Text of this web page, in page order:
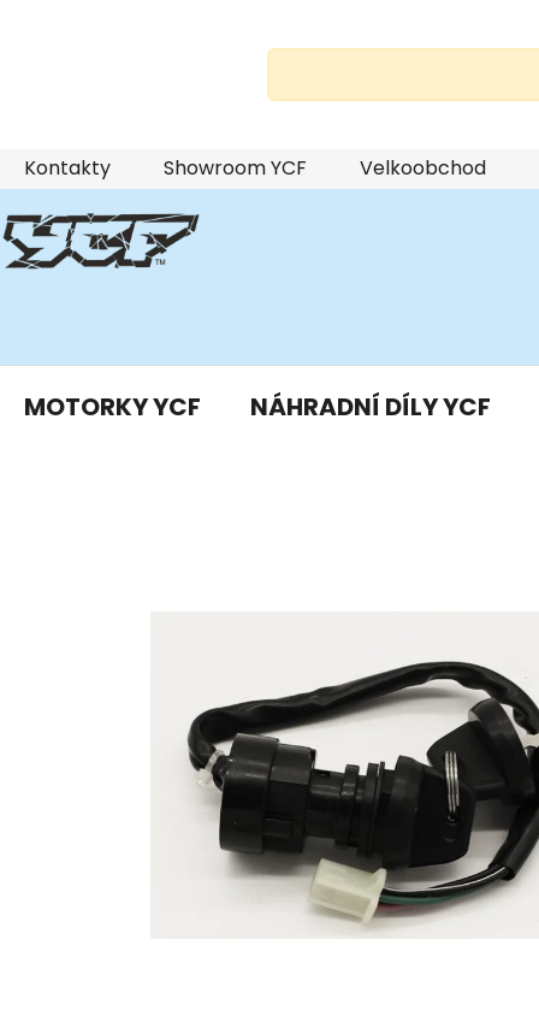
Přejít
na
obsah
Kontakty Showroom YCF Velkoobchod
MOTORKY YCF NÁHRADNÍ DÍLY YCF